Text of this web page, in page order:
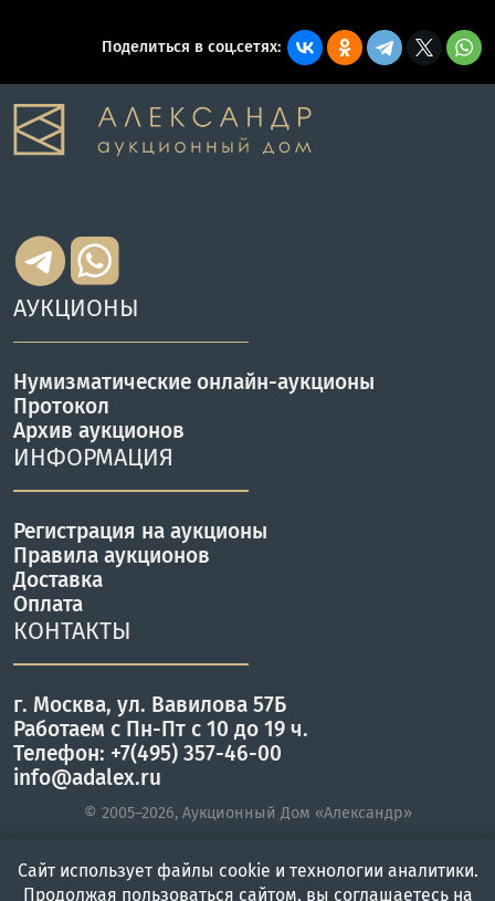
Поделиться в соц.сетях:
АУКЦИОНЫ
Нумизматические онлайн-аукционы
Протокол
Архив аукционов
ИНФОРМАЦИЯ
Регистрация на аукционы
Правила аукционов
Доставка
Оплата
КОНТАКТЫ
г. Москва, ул. Вавилова 57Б
Работаем с Пн-Пт с 10 до 19 ч.
Телефон: +7(495) 357-46-00
info@adalex.ru
© 2005–2026, Аукционный Дом «Александр»
Сайт использует файлы cookie и технологии аналитики.
Продолжая пользоваться сайтом, вы соглашаетесь на
Главная Войти Меню